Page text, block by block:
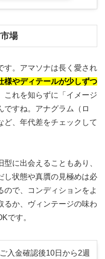
場
す。アマソナは長く愛され
様やディテールが少しずつ
これを知らずに「イメージ
ですね。アナグラム（ロ
ど、年代差をチェックして
に出会えることもあり、
し状態や真贋の見極めは必
ので、コンディションをよ
るか、ヴィンテージの味わ
です。
ご入金確認後10日から2週